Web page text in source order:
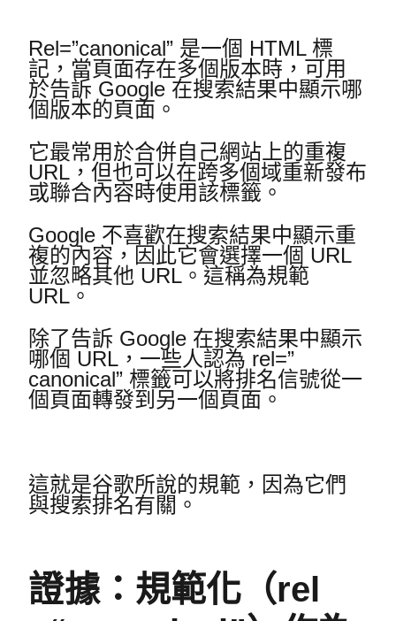
Rel=”canonical” 是一個 HTML 標
記，當頁面存在多個版本時，可用
於告訴 Google 在搜索結果中顯示哪
個版本的頁面。
它最常用於合併自己網站上的重複
URL，但也可以在跨多個域重新發布
或聯合內容時使用該標籤。
Google 不喜歡在搜索結果中顯示重
複的內容，因此它會選擇一個 URL
並忽略其他 URL。 這稱為規範
URL。
除了告訴 Google 在搜索結果中顯示
哪個 URL，一些人認為 rel=”
canonical” 標籤可以將排名信號從一
個頁面轉發到另一個頁面。
這就是谷歌所說的規範，因為它們
與搜索排名有關。
證據：規範化（rel